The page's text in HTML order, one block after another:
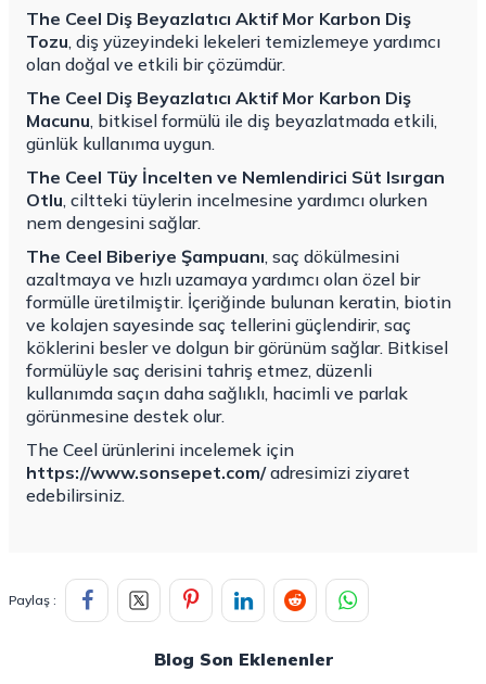
The Ceel Diş Beyazlatıcı Aktif Mor Karbon Diş
Tozu, diş yüzeyindeki lekeleri temizlemeye yardımcı
olan doğal ve etkili bir çözümdür.
The Ceel Diş Beyazlatıcı Aktif Mor Karbon Diş
Macunu, bitkisel formülü ile diş beyazlatmada etkili,
günlük kullanıma uygun.
The Ceel Tüy İncelten ve Nemlendirici Süt Isırgan
Otlu, ciltteki tüylerin incelmesine yardımcı olurken
nem dengesini sağlar.
The Ceel Biberiye Şampuanı, saç dökülmesini
azaltmaya ve hızlı uzamaya yardımcı olan özel bir
formülle üretilmiştir. İçeriğinde bulunan keratin, biotin
ve kolajen sayesinde saç tellerini güçlendirir, saç
köklerini besler ve dolgun bir görünüm sağlar. Bitkisel
formülüyle saç derisini tahriş etmez, düzenli
kullanımda saçın daha sağlıklı, hacimli ve parlak
görünmesine destek olur.
The Ceel ürünlerini incelemek için
https://www.sonsepet.com/adresimizi ziyaret
edebilirsiniz.
Paylaş :
Blog Son Eklenenler